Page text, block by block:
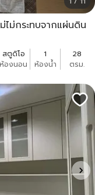
ไม่กระทบจากแผ่นดิน
สตูดิโอ
ห้องนอน
1
ห้องน้ำ
28
ตรม.